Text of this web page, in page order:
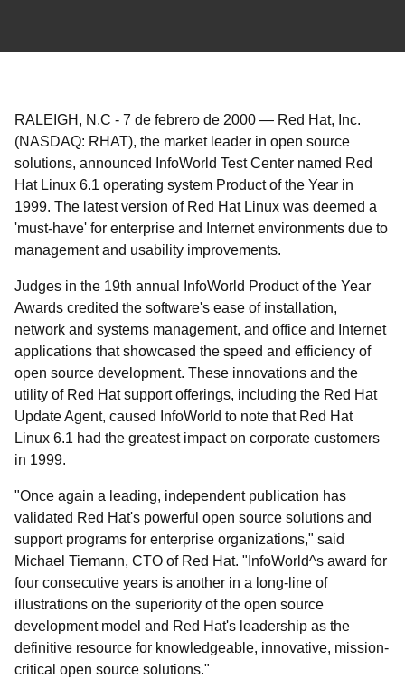
RALEIGH, N.C - 7 de febrero de 2000 — Red Hat, Inc.
(NASDAQ: RHAT), the market leader in open source
solutions, announced InfoWorld Test Center named Red
Hat Linux 6.1 operating system Product of the Year in
1999. The latest version of Red Hat Linux was deemed a
'must-have' for enterprise and Internet environments due to
management and usability improvements.
Judges in the 19th annual InfoWorld Product of the Year
Awards credited the software's ease of installation,
network and systems management, and office and Internet
applications that showcased the speed and efficiency of
open source development. These innovations and the
utility of Red Hat support offerings, including the Red Hat
Update Agent, caused InfoWorld to note that Red Hat
Linux 6.1 had the greatest impact on corporate customers
in 1999.
"Once again a leading, independent publication has
validated Red Hat's powerful open source solutions and
support programs for enterprise organizations," said
Michael Tiemann, CTO of Red Hat. "InfoWorld^s award for
four consecutive years is another in a long-line of
illustrations on the superiority of the open source
development model and Red Hat's leadership as the
definitive resource for knowledgeable, innovative, mission-
critical open source solutions."